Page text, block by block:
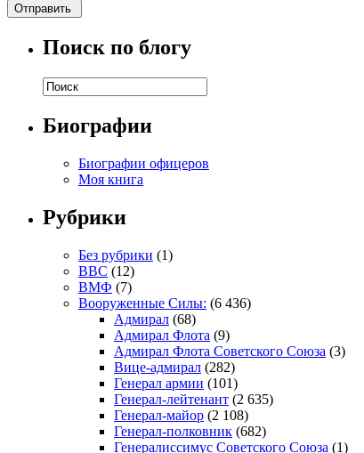
Поиск по блогу
Биографии
Биографии офицеров
Моя книга
Рубрики
Без рубрики (1)
ВВС (12)
ВМФ (7)
Вооруженные Силы: (6 436)
Адмирал (68)
Адмирал Флота (9)
Адмирал Флота Советского Союза (3)
Вице-адмирал (282)
Генерал армии (101)
Генерал-лейтенант (2 635)
Генерал-майор (2 108)
Генерал-полковник (682)
Генералиссимус Советского Союза (1)